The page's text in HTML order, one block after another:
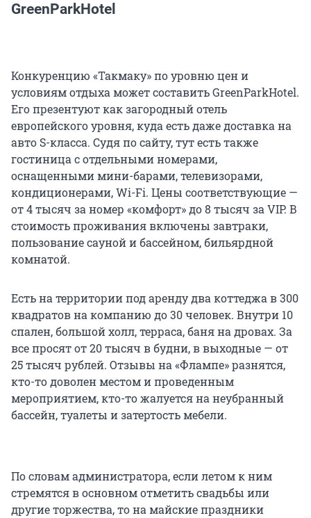
GreenParkHotel
Конкуренцию «Такмаку» по уровню цен и
условиям отдыха может составить GreenParkHotel.
Его презентуют как загородный отель
европейского уровня, куда есть даже доставка на
авто S-класса. Судя по сайту, тут есть также
гостиница с отдельными номерами,
оснащенными мини-барами, телевизорами,
кондиционерами, Wi-Fi. Цены соответствующие —
от 4 тысяч за номер «комфорт» до 8 тысяч за VIP. В
стоимость проживания включены завтраки,
пользование сауной и бассейном, бильярдной
комнатой.
Есть на территории под аренду два коттеджа в 300
квадратов на компанию до 30 человек. Внутри 10
спален, большой холл, терраса, баня на дровах. За
все просят от 20 тысяч в будни, в выходные — от
25 тысяч рублей. Отзывы на «Флампе» разнятся,
кто-то доволен местом и проведенным
мероприятием, кто-то жалуется на неубранный
бассейн, туалеты и затертость мебели.
По словам администратора, если летом к ним
стремятся в основном отметить свадьбы или
другие торжества, то на майские праздники